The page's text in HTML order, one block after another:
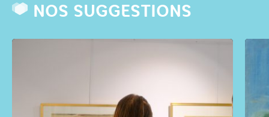
Mercredi
NOS SUGGESTIONS